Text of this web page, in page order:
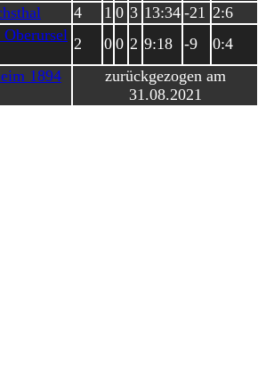
4 1 0 3 13:34 -21 2:6
2 0 0 2 9:18 -9 0:4
1894
zurückgezogen am
31.08.2021